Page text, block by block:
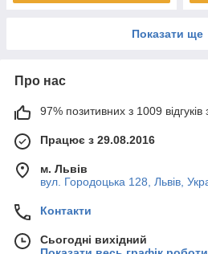
Показати ще
Про нас
97% позитивних з 1009 відгуків
Працює з 29.08.2016
м. Львів
вул. Городоцька 128, Львів,
Контакти
Сьогодні вихідний